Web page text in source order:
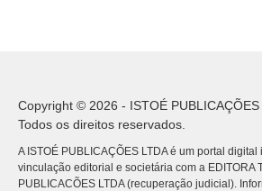
Copyright © 2026 - ISTOÉ PUBLICAÇÕES
Todos os direitos reservados.
A ISTOÉ PUBLICAÇÕES LTDA é um portal
vinculação editorial e societária com a EDITORA
PUBLICACÕES LTDA (recuperação judicial).